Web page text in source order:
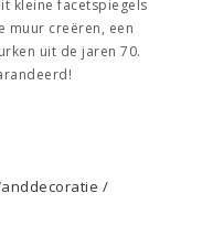
kleine facetspiegels
muur creëren, een
uit de jaren 70.
/